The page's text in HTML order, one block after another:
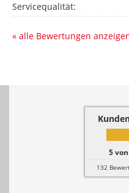
Servicequalität:
« alle Bewertungen
5von
132